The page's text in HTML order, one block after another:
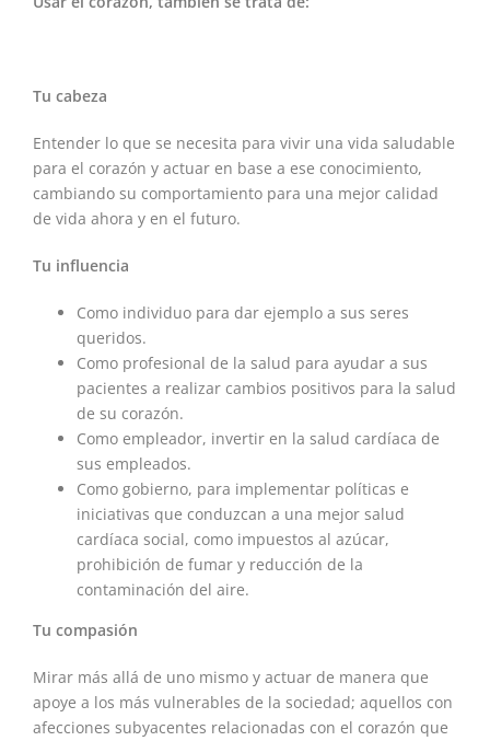
Tu cabeza
Entender lo que se necesita para vivir una vida saludable
para el corazón y actuar en base a ese conocimiento,
cambiando su comportamiento para una mejor calidad
de vida ahora y en el futuro.
Tu influencia
Como individuo para dar ejemplo a sus seres
queridos.
Como profesional de la salud para ayudar a sus
pacientes a realizar cambios positivos para la salud
de su corazón.
Como empleador, invertir en la salud cardíaca de
sus empleados.
Como gobierno, para implementar políticas e
iniciativas que conduzcan a una mejor salud
cardíaca social, como impuestos al azúcar,
prohibición de fumar y reducción de la
contaminación del aire.
Tu compasión
Mirar más allá de uno mismo y actuar de manera que
apoye a los más vulnerables de la sociedad; aquellos con
afecciones subyacentes relacionadas con el corazón que